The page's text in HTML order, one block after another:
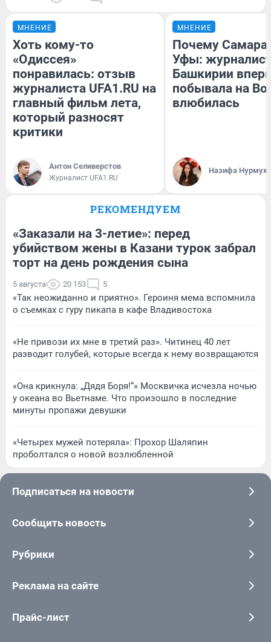
МНЕНИЕ
Хоть кому-то
«Одиссея»
понравилась: отзыв
журналиста UFA1.RU на
главный фильм лета,
который разносят
критики
Антон Селиверстов
Журналист UFA1.RU
МНЕНИЕ
Почему Самара
Уфы:
Башкирии
побывала на
влюбилась
Назифа
РЕКОМЕНДУЕМ
«Заказали на 3-летие»: перед
убийством жены в Казани турок забрал
торт на день рождения сына
5 августа 20 153 5
«Так неожиданно и приятно». Героиня мема вспомнила
о съемках с гуру пикапа в кафе Владивостока
«Не привози их мне в третий раз». Читинец 40 лет
разводит голубей, которые всегда к нему возвращаются
«Она крикнула: „Дядя Боря!“» Москвичка исчезла ночью
у океана во Вьетнаме. Что произошло в последние
минуты пропажи девушки
«Четырех мужей потеряла»: Прохор Шаляпин
проболтался о новой возлюбленной
Подписаться на новости
Сообщить новость
Рубрики
Реклама на сайте
Прайс-лист